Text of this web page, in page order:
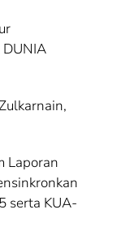
DUNIA
Laporan
serta KUA-